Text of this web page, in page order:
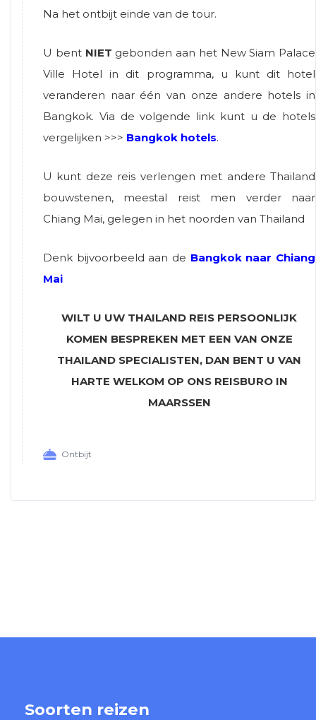
Na het ontbijt einde van de tour.
U bent NIET gebonden aan het New Siam Palace
Ville Hotel in dit programma, u kunt dit hotel
veranderen naar één van onze andere hotels in
Bangkok. Via de volgende link kunt u de hotels
vergelijken >>> Bangkok hotels.
U kunt deze reis verlengen met andere Thailand
bouwstenen, meestal reist men verder naar
Chiang Mai, gelegen in het noorden van Thailand
Denk bijvoorbeeld aan de Bangkok naar Chiang
Mai
WILT U UW THAILAND REIS PERSOONLIJK
KOMEN BESPREKEN MET EEN VAN ONZE
THAILAND SPECIALISTEN, DAN BENT U VAN
HARTE WELKOM OP ONS REISBURO IN
MAARSSEN
Ontbijt
Soorten reizen